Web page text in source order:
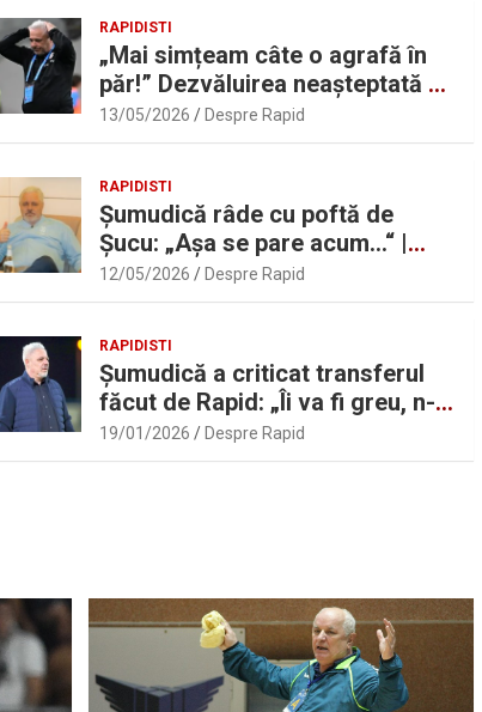
RAPIDISTI
„Mai simțeam câte o agrafă în
păr!” Dezvăluirea neașteptată a
lui Marius Șumudică despre
Daniel Pancu
13/05/2026 Despre Rapid
RAPIDISTI
Șumudică râde cu poftă de
Șucu: „Așa se pare acum…“ |
Sport.ro
12/05/2026 Despre Rapid
RAPIDISTI
Șumudică a criticat transferul
făcut de Rapid: „Îi va fi greu, n-
am înțeles”
19/01/2026 Despre Rapid